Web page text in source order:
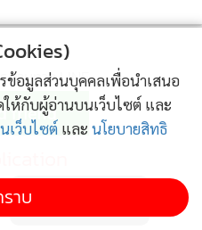
านทาง LINE
ข้อมูลส่วนบุคคลเพื่อนำเสนอ
ห้กับผู้อ่านบนเว็บไซต์ และ
เว็บไซต์ และ นโยบายสิทธิ
าบ